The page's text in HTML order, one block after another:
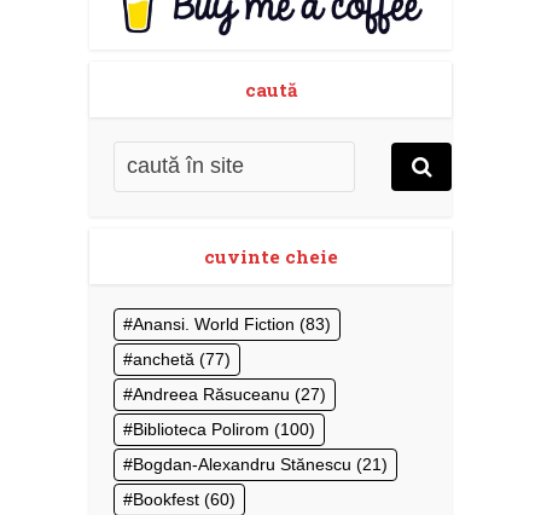
caută
cuvinte cheie
Anansi. World Fiction (83)
anchetă (77)
Andreea Răsuceanu (27)
Biblioteca Polirom (100)
Bogdan-Alexandru Stănescu (21)
Bookfest (60)